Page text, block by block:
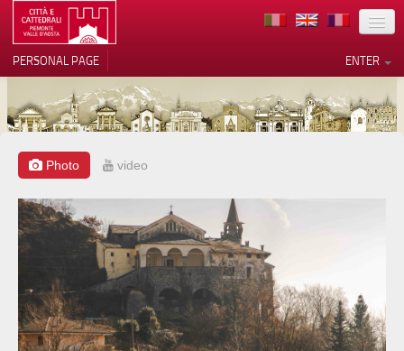
LOCATION
ARCHITECTURE
MUSEUMS
ITINERARIES
EVENTS
VOLUNTEERS
CONTACTS
ENTER
PERSONAL PAGE
Photo video
Notice at collection
Your Privacy Choices